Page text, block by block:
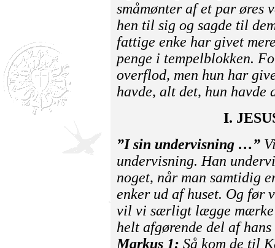
småmønter af et par øres
hen til sig og sagde til
fattige enke har givet
penge i tempelblokken.
overflod, men hun har
havde, alt det, hun havde
I.
”I sin undervisning …”
undervisning. Han
noget, når man samtidig
enker ud af huset. Og før
vil vi særligt lægge mærke
helt afgørende del af
Markus 1: Så kom de til